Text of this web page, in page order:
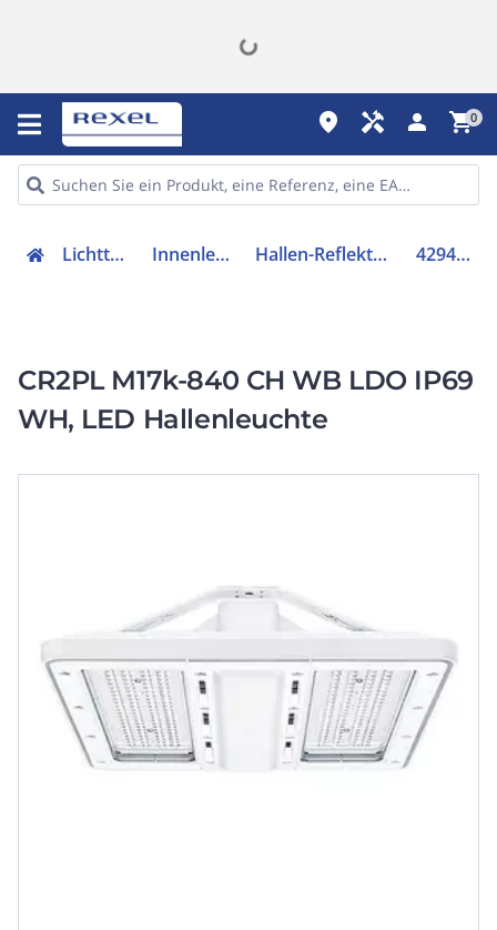
place handyman person shopping_cart0
Lichttechnik Innenleuchten Hallen-Reflektorleuchte 42945082
CR2PL M17k-840 CH WB LDO IP69
WH, LED Hallenleuchte